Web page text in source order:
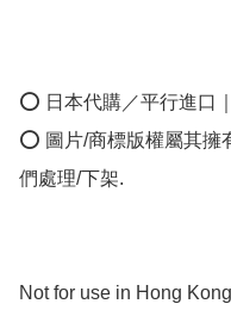
⭕ 日本代購／平行進口
⭕ 圖片/商標版權屬其擁
們處理/下架.
Not for use in Hong